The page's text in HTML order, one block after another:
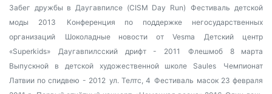
Забег дружбы в Даугавпилсе (CISM Day Run)
Фестиваль детской
моды 2013
Конференция по поддержке негосударственных
организаций
Шоколадные новости от Vesma
Детский центр
«Superkids»
Даугавпилсский дрифт - 2011
Флешмоб 8 марта
Выпускной в детской художественной школе Saules
Чемпионат
Латвии по спидвею - 2012 ул. Телтс, 4 Фестиваль масок 23 февраля